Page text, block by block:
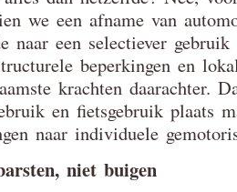
we een afname van
naar een selectiever
beperkingen en
krachten daarachter.
en fietsgebruik plaats
naar individuele
niet buigen